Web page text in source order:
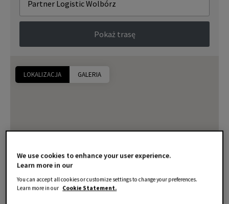
LOKALIZACJA GALERIA
Pokaż trasę
We use cookies to enhance your user experience.
Learn more in our
You can accept all cookies or customize settings to change your preferences.
Learn more in our Cookie Statement.